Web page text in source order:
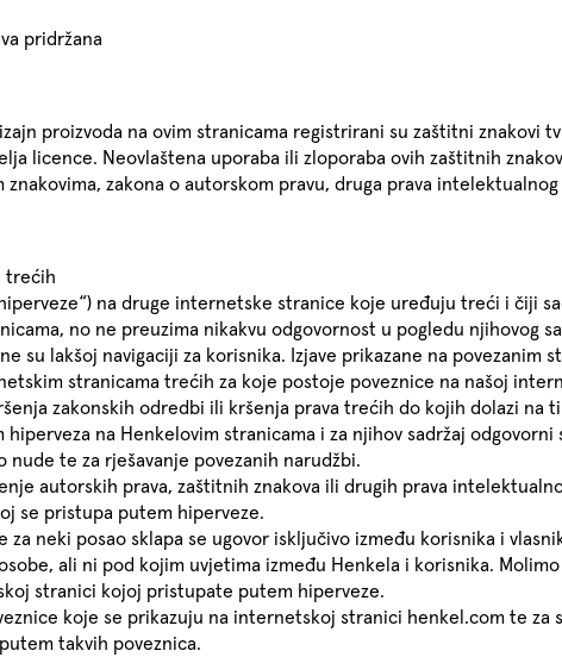
pridržana
proizvoda na ovim stranicama registrirani su zaštitni znakovi
licence. Neovlaštena uporaba ili zloporaba ovih zaštitnih
zakona o autorskom pravu, druga prava
trećih
na druge internetske stranice koje uređuju treći i čiji
no ne preuzima nikakvu odgovornost u pogledu njihovog
lakšoj navigaciji za korisnika. Izjave prikazane na povezanim
stranicama trećih za koje postoje poveznice na našoj
zakonskih odredbi ili kršenja prava trećih do kojih dolazi na
na Henkelovim stranicama i za njihov sadržaj odgovorni
te za rješavanje povezanih narudžbi.
autorskih prava, zaštitnih znakova ili drugih prava
se pristupa putem hiperveze.
za neki posao sklapa se ugovor isključivo između korisnika i
ali ni pod kojim uvjetima između Henkela i korisnika.
stranici kojoj pristupate putem hiperveze.
koje se prikazuju na internetskoj stranici henkel.com te za
takvih poveznica.